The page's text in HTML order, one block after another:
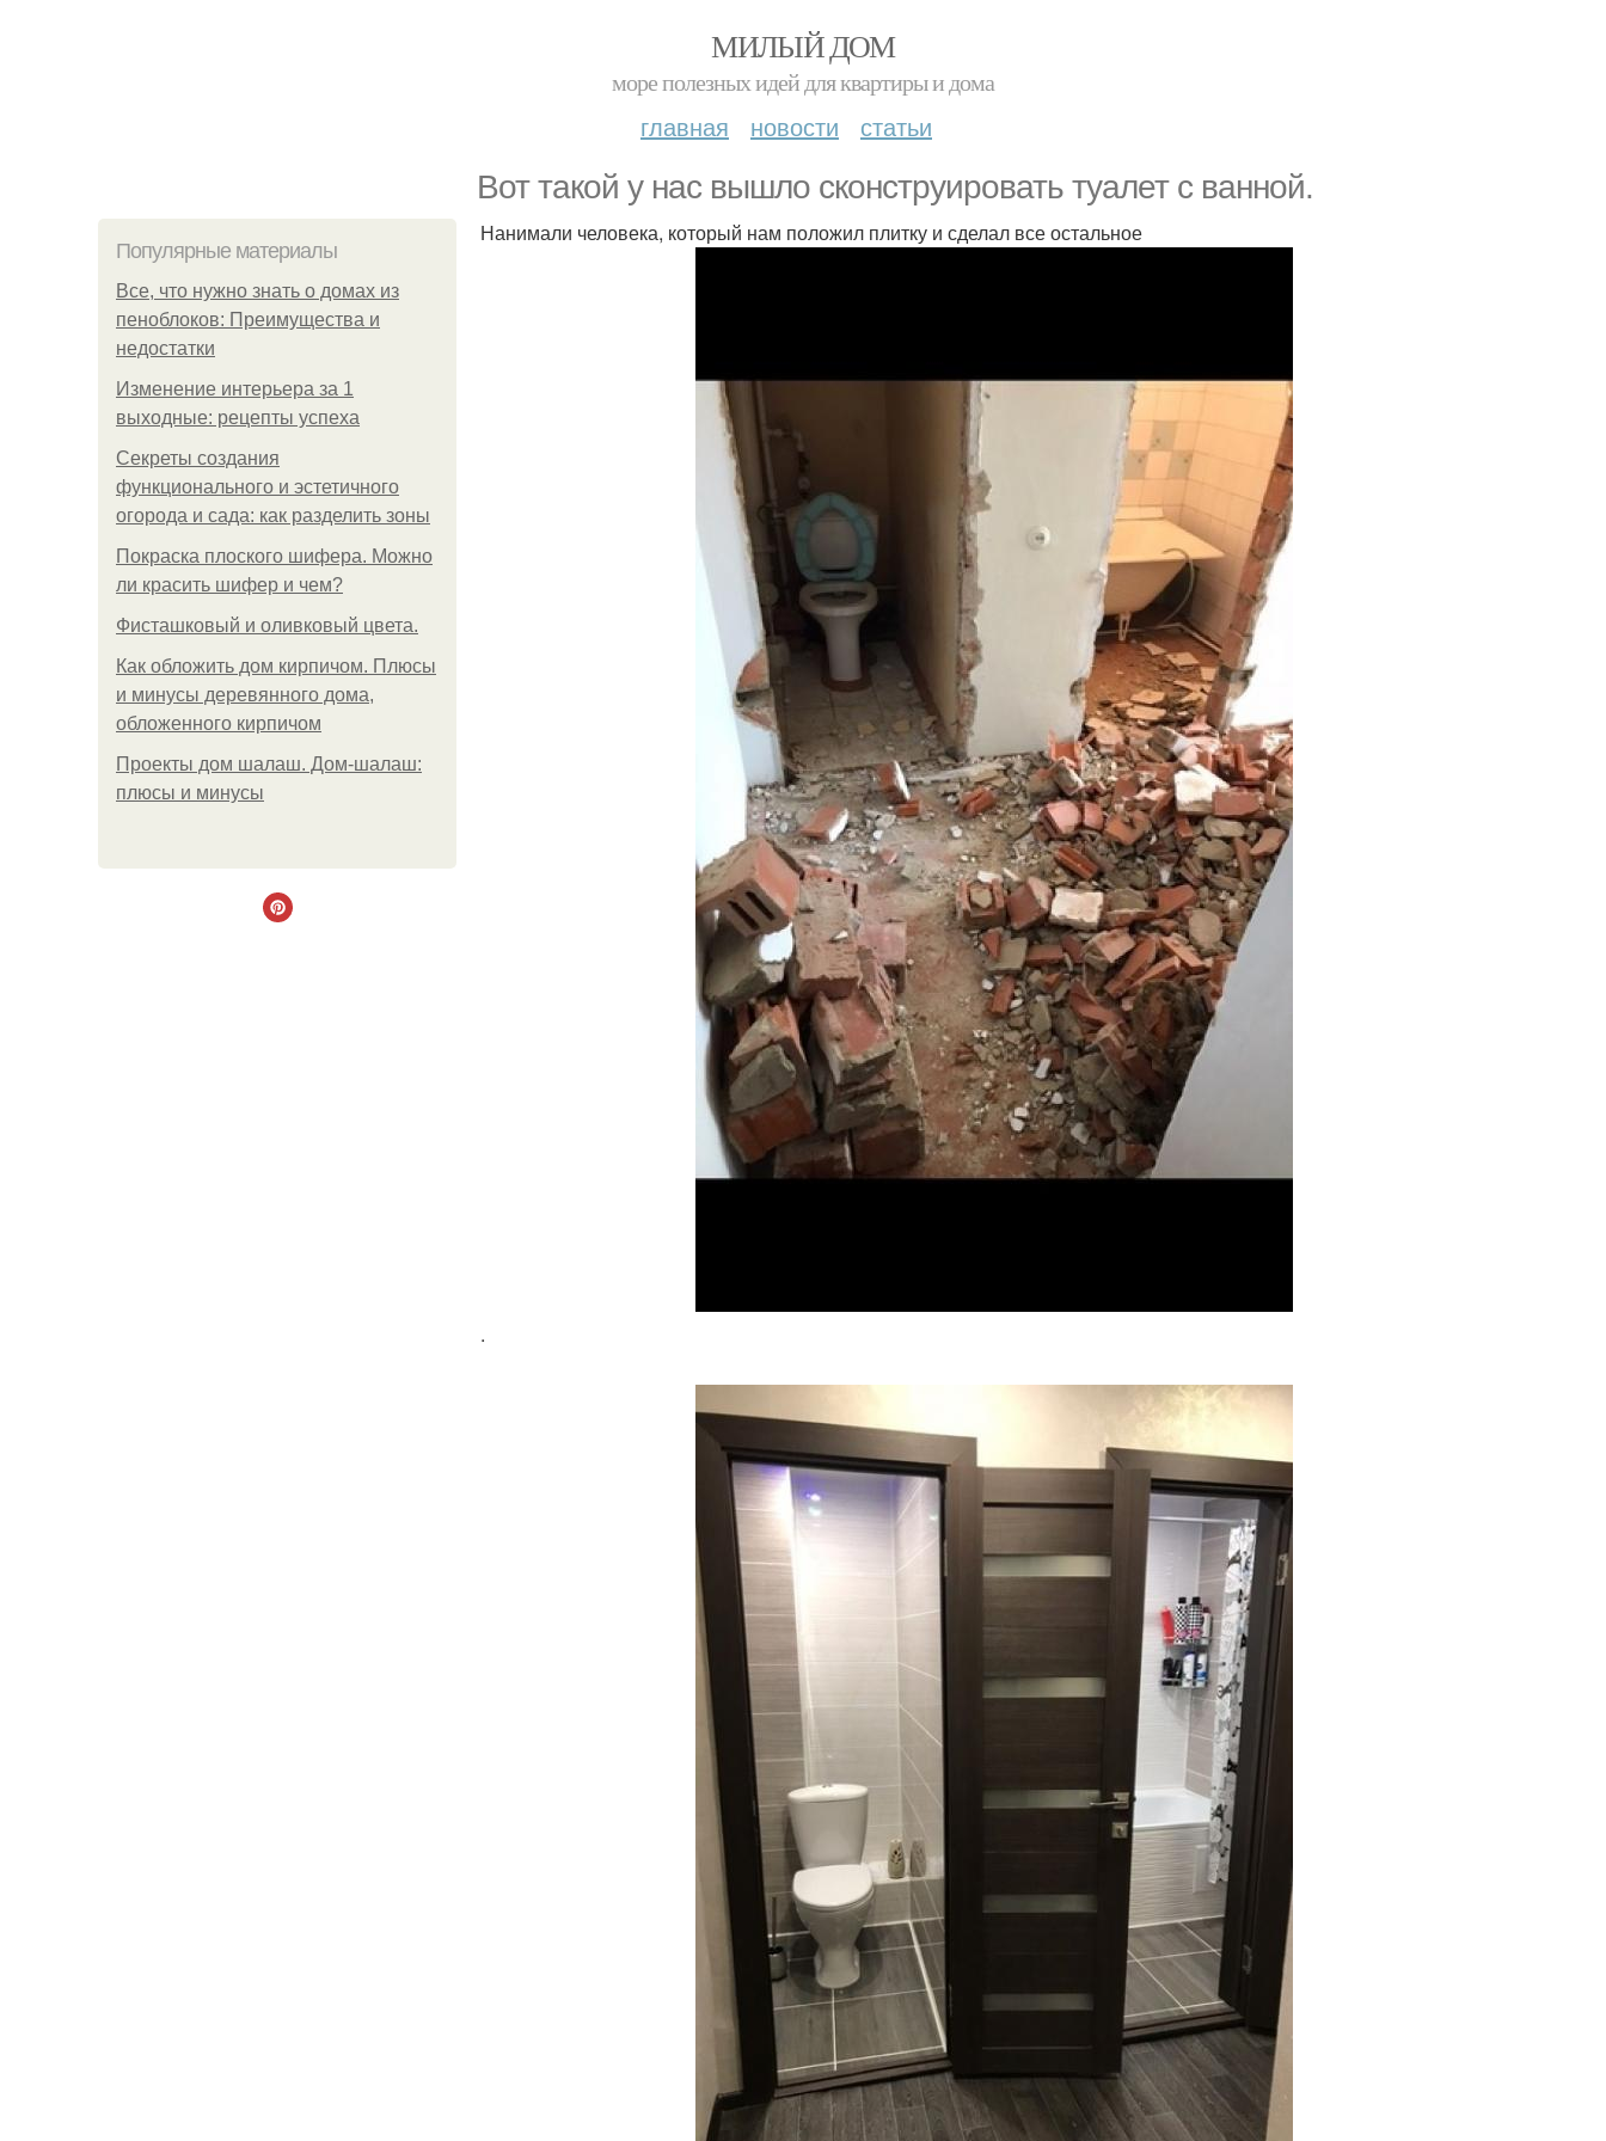
МИЛЫЙ ДОМ
море полезных идей для квартиры и дома
главная новости статьи
Вот такой у нас вышло сконструировать туалет с ванной.
Популярные материалы
Все, что нужно знать о домах из
пеноблоков: Преимущества и
недостатки
Изменение интерьера за 1
выходные: рецепты успеха
Секреты создания
функционального и эстетичного
огорода и сада: как разделить зоны
Покраска плоского шифера. Можно
ли красить шифер и чем?
Фисташковый и оливковый цвета.
Как обложить дом кирпичом. Плюсы
и минусы деревянного дома,
обложенного кирпичом
Проекты дом шалаш. Дом-шалаш:
плюсы и минусы
Нанимали человека, который нам положил плитку и сделал все остальное
.